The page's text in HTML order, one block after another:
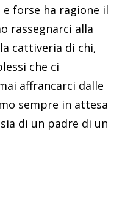
forse ha ragione il
rassegnarci alla
cattiveria di chi,
che ci
affrancarci dalle
sempre in attesa
di un padre di un